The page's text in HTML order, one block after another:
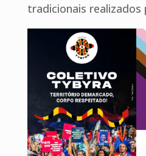
tradicionais realizados